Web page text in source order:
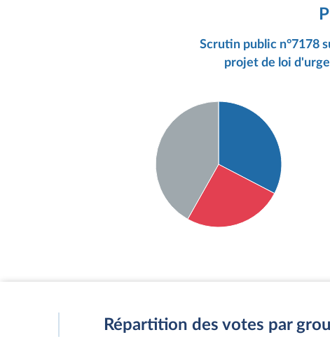
Scrutin public n°7178
projet de loi
Abstention : 41 députés
Répartition des votes par